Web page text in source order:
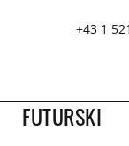
+43 1
FUTURSKI